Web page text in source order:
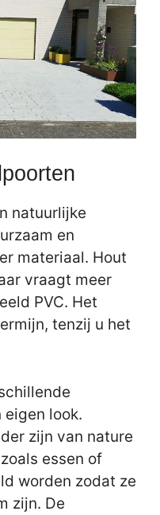
natuurlijke
en
materiaal. Hout
vraagt meer
PVC. Het
tenzij u het
look.
zijn van nature
essen of
worden zodat ze
zijn. De